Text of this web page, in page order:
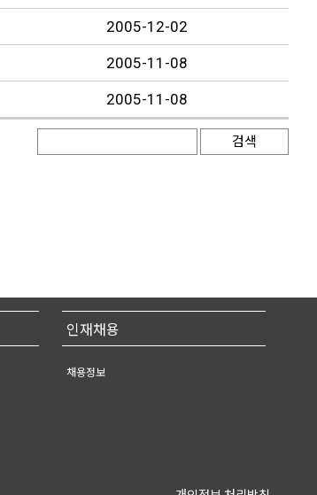
2005-12-02
2005-11-08
2005-11-08
검색
인재채용
채용정보